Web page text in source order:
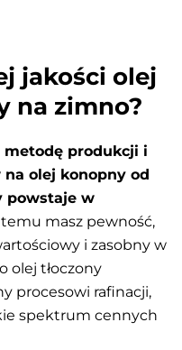
jakości olej
na zimno?
produkcji i
na olej konopny od
powstaje w
masz pewność,
i zasobny w
olej tłoczony
procesowi rafinacji,
spektrum cennych